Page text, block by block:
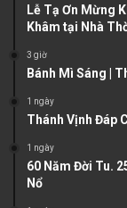
Lễ Tạ Ơn Mừng
Khâm tại Nhà
3 giờ
Bánh Mì Sáng |
1 ngày
Thánh Vịnh Đáp
1 ngày
60 Năm Đời Tu.
Nổ